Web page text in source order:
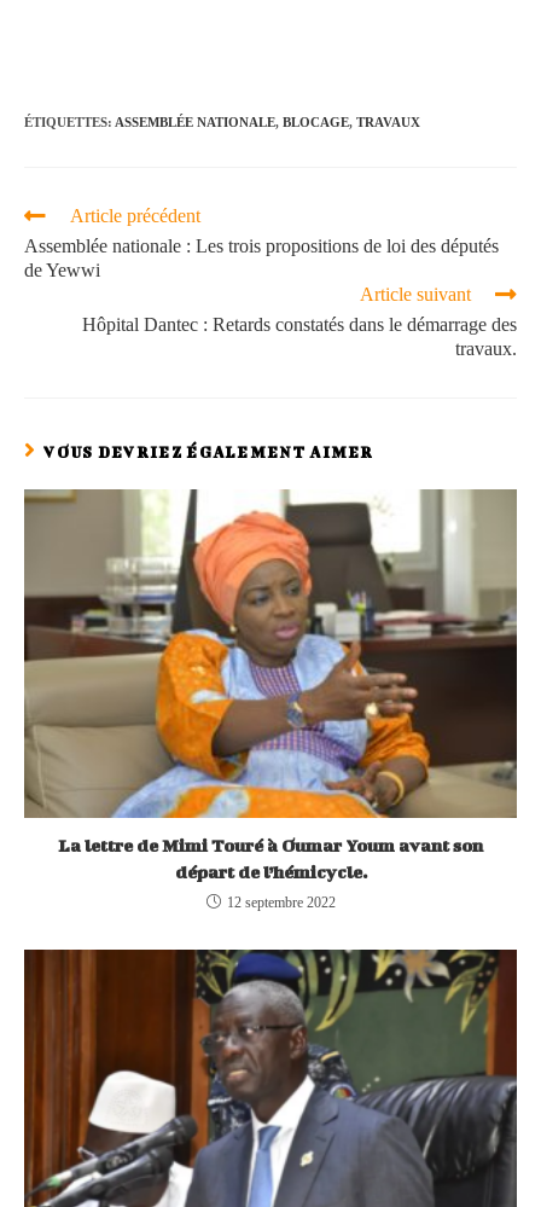
ÉTIQUETTES: ASSEMBLÉE NATIONALE, BLOCAGE, TRAVAUX
Article précédent
Assemblée nationale : Les trois propositions de loi des députés
de Yewwi
Article suivant
Hôpital Dantec : Retards constatés dans le démarrage des
travaux.
VOUS DEVRIEZ ÉGALEMENT AIMER
La lettre de Mimi Touré à Oumar Youm avant son
départ de l’hémicycle.
12 septembre 2022